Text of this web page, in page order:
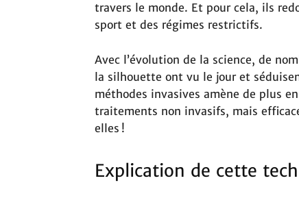
travers le monde. Et pour cela, ils
sport et des régimes restrictifs.
Avec l’évolution de la science, de
la silhouette ont vu le jour et
méthodes invasives amène de plus
traitements non invasifs, mais
elles !
Explication de cette